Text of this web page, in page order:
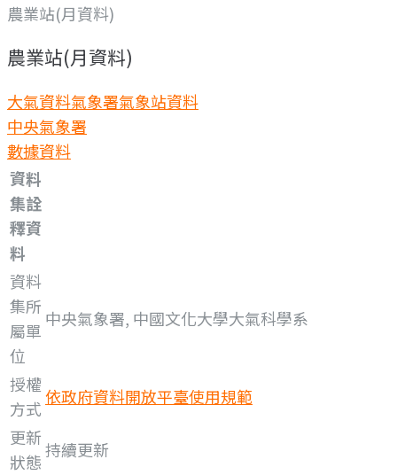
農業站(月資料)
農業站(月資料)
大氣資料氣象署氣象站資料
中央氣象署
數據資料
資料
集詮
釋資
料
資料
集所
屬單
位
中央氣象署, 中國文化大學大氣科學系
授權
方式
依政府資料開放平臺使用規範
更新
狀態
持續更新